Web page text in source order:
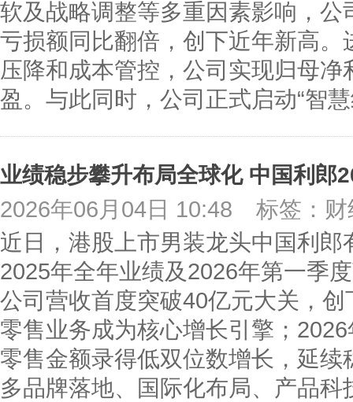
软及战略调整等多重因素影响，
亏损额同比翻倍，创下近年新高
压降和成本管控，公司实现归母
盈。与此同时，公司正式启动“智
2026年06月04日 10:48
标签：财
近日，港股上市男装龙头中国利
2025年全年业绩及2026年第一季
公司营收首度突破40亿元大关，
零售业务成为核心增长引擎；
零售金额录得低双位数增长，延
多品牌落地、国际化布局、产品